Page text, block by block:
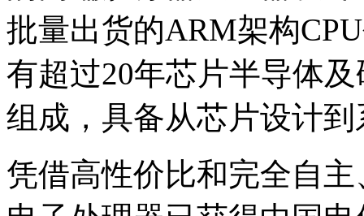
批量出货的ARM架构
有超过20年芯片半导体
组成，具备从芯片设计
凭借高性价比和完全自